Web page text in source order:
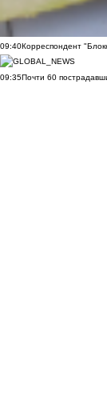
09:40Корреспондент
09:35Почти 60